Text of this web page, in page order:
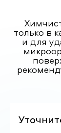
только в
и для